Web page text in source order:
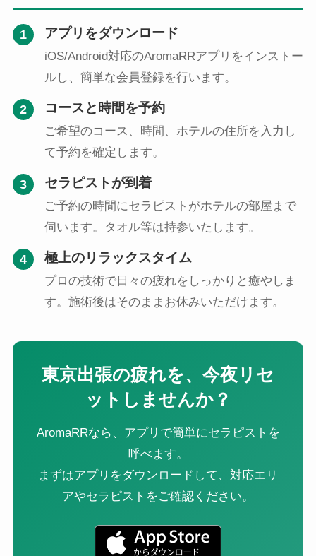
1 アプリをダウンロード
iOS/Android対応のAromaRRアプリをインストー
ルし、簡単な会員登録を行います。
2 コースと時間を予約
ご希望のコース、時間、ホテルの住所を入力し
て予約を確定します。
3 セラピストが到着
ご予約の時間にセラピストがホテルの部屋まで
伺います。タオル等は持参いたします。
4 極上のリラックスタイム
プロの技術で日々の疲れをしっかりと癒やしま
す。施術後はそのままお休みいただけます。
東京出張の疲れを、今夜リセ
ットしませんか？
AromaRRなら、アプリで簡単にセラピストを
呼べます。
まずはアプリをダウンロードして、対応エリ
アやセラピストをご確認ください。